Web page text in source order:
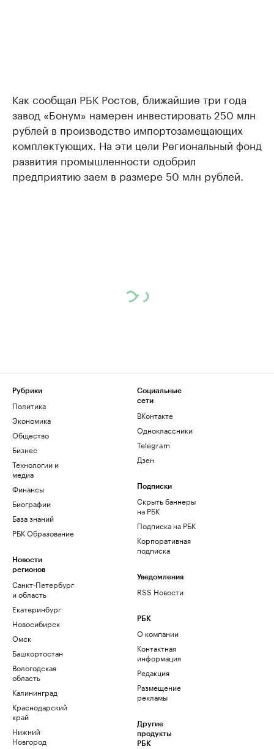
Как сообщал РБК Ростов, ближайшие три года
завод «Бонум» намерен инвестировать 250 млн
рублей в производство импортозамещающих
комплектующих. На эти цели Региональный фонд
развития промышленности одобрил
предприятию заем в размере 50 млн рублей.
Рубрики
Политика
Экономика
Общество
Бизнес
Технологии и
медиа
Финансы
Биографии
База знаний
РБК Образование
Новости
регионов
Санкт-Петербург
и область
Екатеринбург
Новосибирск
Омск
Башкортостан
Вологодская
область
Калининград
Краснодарский
край
Нижний
Новгород
Социальные
сети
ВКонтакте
Одноклассники
Telegram
Дзен
Подписки
Скрыть баннеры
на РБК
Подписка на РБК
Корпоративная
подписка
Уведомления
RSS Новости
РБК
О компании
Контактная
информация
Редакция
Размещение
рекламы
Другие
продукты
РБК